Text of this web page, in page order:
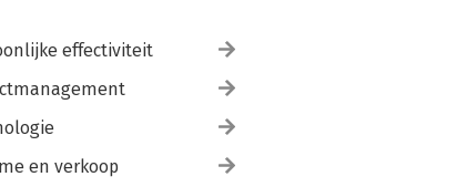
effectiviteit
en verkoop